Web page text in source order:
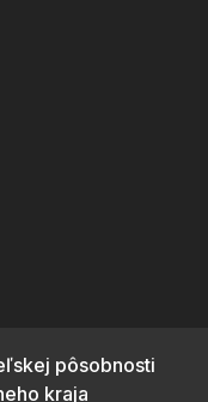
pôsobnosti
kraja